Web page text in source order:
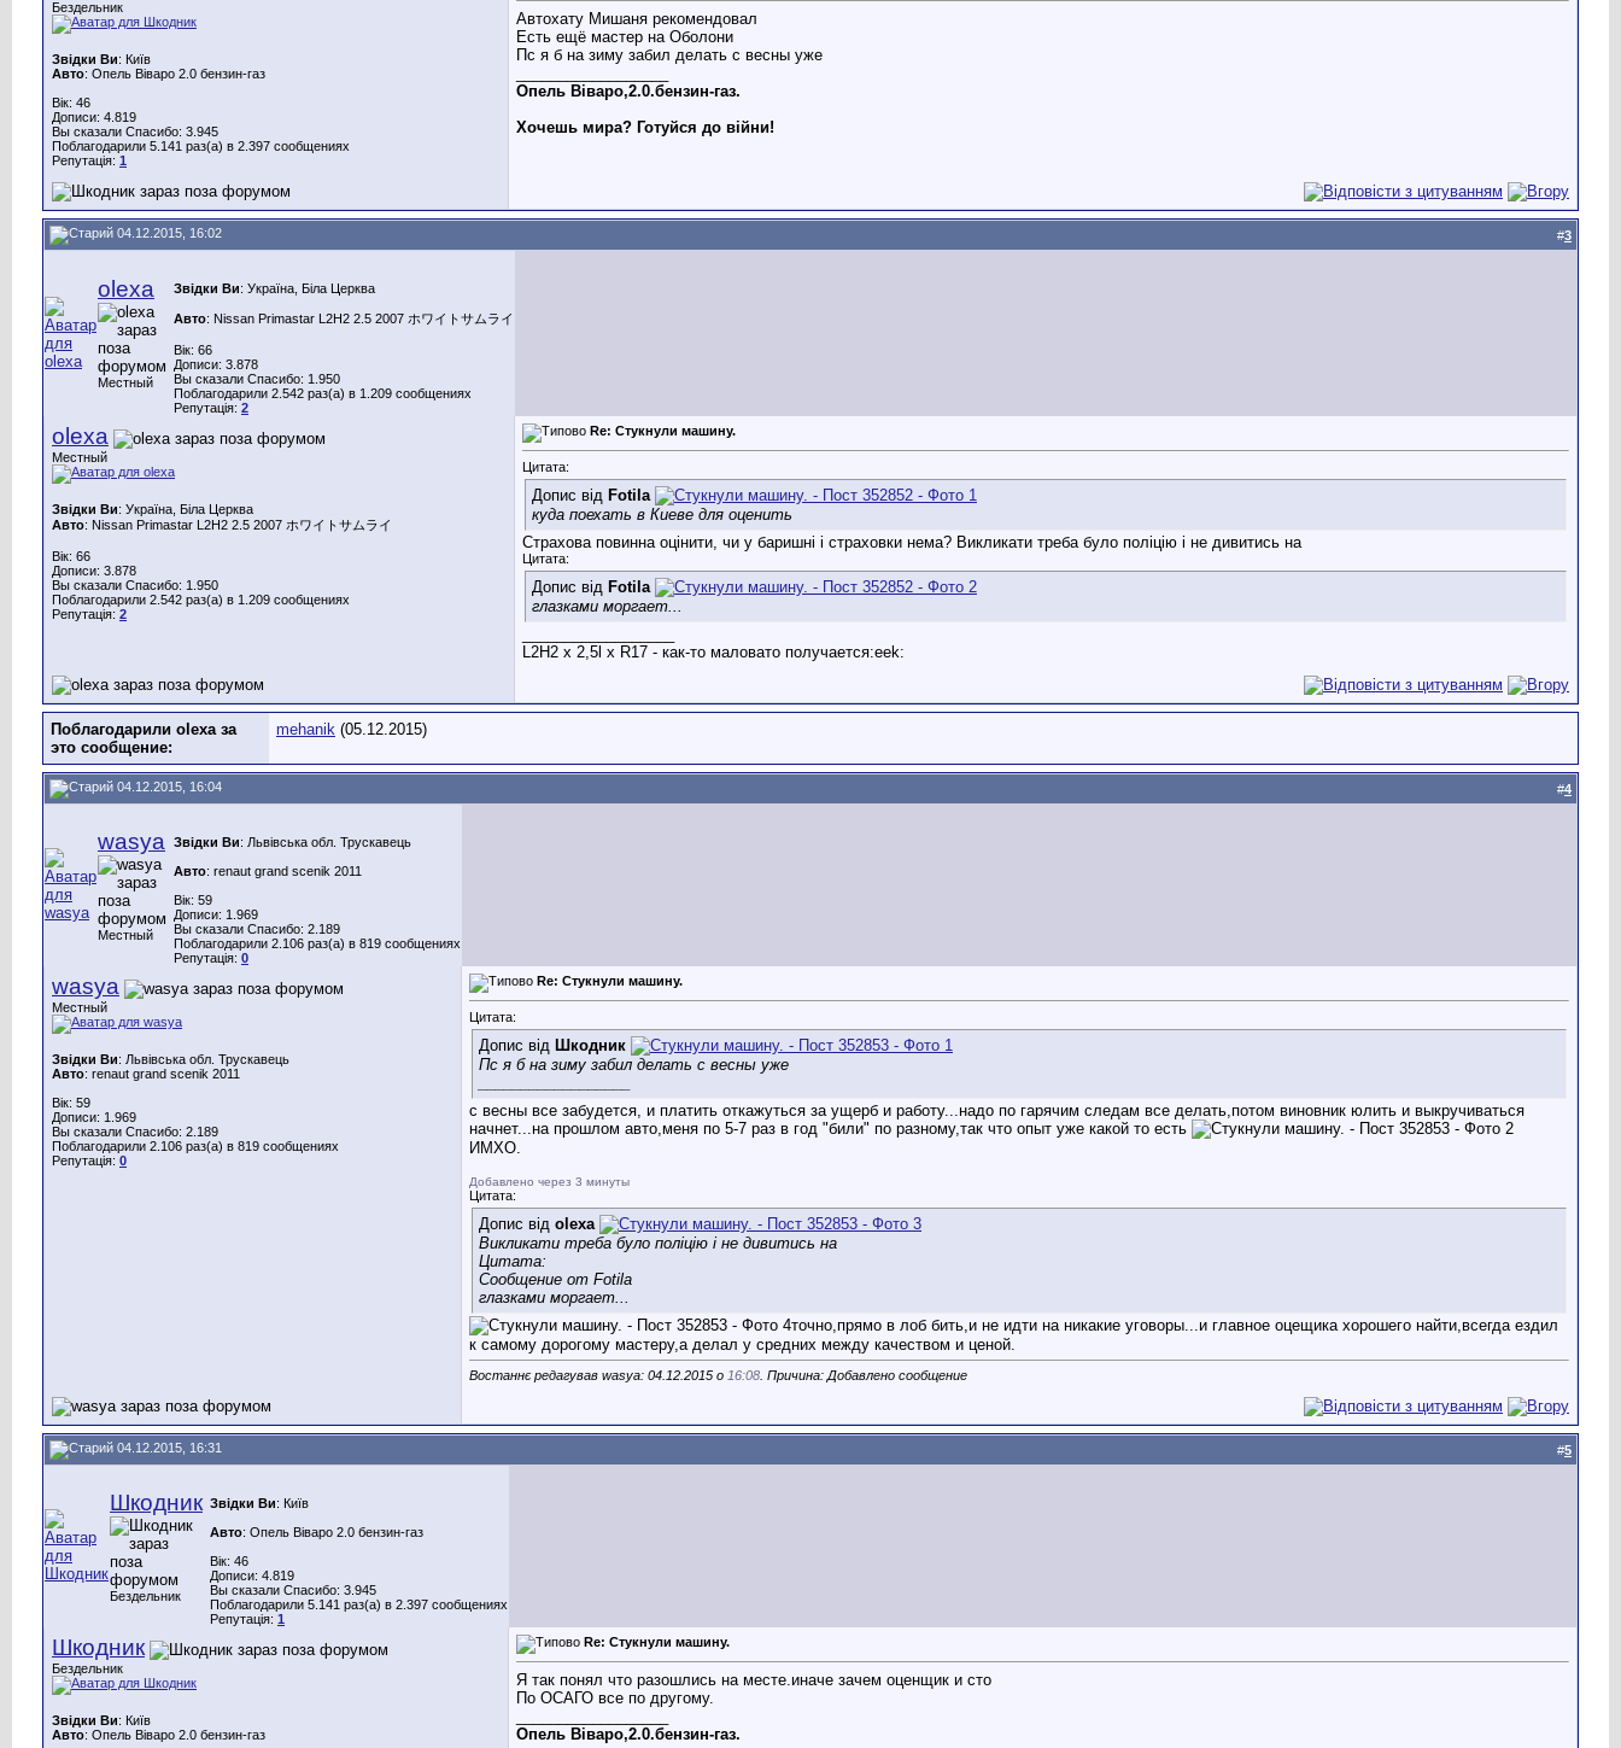
Бездельник
Звідки Ви: Київ
Авто: Опель Віваро 2.0 бензин-газ
Вік: 46
Дописи: 4.819
Вы сказали Спасибо: 3.945
Поблагодарили 5.141 раз(а) в 2.397 сообщениях
Репутація: 1
Автохату Мишаня рекомендовал
Есть ещё мастер на Оболони
Пс я б на зиму забил делать с весны уже
Опель Віваро,2.0.бензин-газ.
Хочешь мира? Готуйся до війни!
04.12.2015, 16:02 #3
olexa
Местный
Звідки Ви: Україна, Біла Церква
Авто: Nissan Primastar L2H2 2.5 2007 ホワイトサムライ
Вік: 66
Дописи: 3.878
Вы сказали Спасибо: 1.950
Поблагодарили 2.542 раз(а) в 1.209 сообщениях
Репутація: 2
olexa
Местный
Звідки Ви: Україна, Біла Церква
Авто: Nissan Primastar L2H2 2.5 2007 ホワイトサムライ
Вік: 66
Дописи: 3.878
Вы сказали Спасибо: 1.950
Поблагодарили 2.542 раз(а) в 1.209 сообщениях
Репутація: 2
Re: Стукнули машину.
Цитата:
Допис від Fotila
куда поехать в Киеве для оценить
Страхова повинна оцінити, чи у баришні і страховки нема? Викликати треба було поліцію і не дивитись на
Цитата:
Допис від Fotila
глазками моргает...
L2H2 х 2,5l x R17 - как-то маловато получается:eek:
Поблагодарили olexa за
это сообщение:
mehanik (05.12.2015)
04.12.2015, 16:04 #4
wasya
Местный
Звідки Ви: Львівська обл. Трускавець
Авто: renaut grand scenik 2011
Вік: 59
Дописи: 1.969
Вы сказали Спасибо: 2.189
Поблагодарили 2.106 раз(а) в 819 сообщениях
Репутація: 0
wasya
Местный
Звідки Ви: Львівська обл. Трускавець
Авто: renaut grand scenik 2011
Вік: 59
Дописи: 1.969
Вы сказали Спасибо: 2.189
Поблагодарили 2.106 раз(а) в 819 сообщениях
Репутація: 0
Re: Стукнули машину.
Цитата:
Допис від Шкодник
Пс я б на зиму забил делать с весны уже
с весны все забудется, и платить откажуться за ущерб и работу...надо по гарячим следам все делать,потом виновник юлить и выкручиваться
начнет...на прошлом авто,меня по 5-7 раз в год "били" по разному,так что опыт уже какой то есть
ИМХО.
Добавлено через 3 минуты
Цитата:
Допис від olexa
Викликати треба було поліцію і не дивитись на
Цитата:
Сообщение от Fotila
глазками моргает...
точно,прямо в лоб бить,и не идти на никакие уговоры...и главное оцещика хорошего найти,всегда ездил
к самому дорогому мастеру,а делал у средних между качеством и ценой.
Востаннє редагував wasya: 04.12.2015 о 16:08 . Причина: Добавлено сообщение
04.12.2015, 16:31 #5
Шкодник
Бездельник
Звідки Ви: Київ
Авто: Опель Віваро 2.0 бензин-газ
Вік: 46
Дописи: 4.819
Вы сказали Спасибо: 3.945
Поблагодарили 5.141 раз(а) в 2.397 сообщениях
Репутація: 1
Шкодник
Бездельник
Звідки Ви: Київ
Авто: Опель Віваро 2.0 бензин-газ
Re: Стукнули машину.
Я так понял что разошлись на месте.иначе зачем оценщик и сто
По ОСАГО все по другому.
Опель Віваро,2.0.бензин-газ.